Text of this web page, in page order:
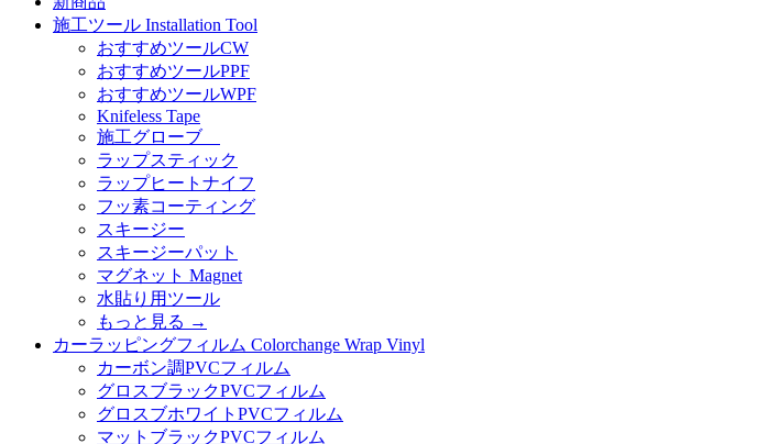
施工ツール Installation Tool
おすすめツールCW
おすすめツールPPF
おすすめツールWPF
Knifeless Tape
施工グローブ
ラップスティック
ラップヒートナイフ
フッ素コーティング
スキージー
スキージーパット
マグネット Magnet
水貼り用ツール
もっと見る →
カーラッピングフィルム Colorchange Wrap Vinyl
カーボン調PVCフィルム
グロスブラックPVCフィルム
グロスブホワイトPVCフィルム
マットブラックPVCフィルム